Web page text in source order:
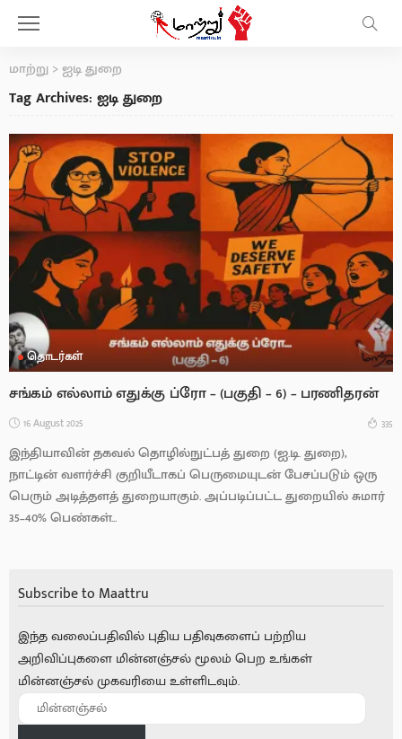
மாற்று >ஐடி துறை
Tag Archives: ஐடி துறை
தொடர்கள்
சங்கம் எல்லாம் எதுக்கு ப்ரோ – (பகுதி – 6) – பரணிதரன்
16 August 2025 335
இந்தியாவின் தகவல் தொழில்நுட்பத் துறை (ஐ.டி. துறை),
நாட்டின் வளர்ச்சி குறியீடாகப் பெருமையுடன் பேசப்படும் ஒரு
பெரும் அடித்தளத் துறையாகும். அப்படிப்பட்ட துறையில் சுமார்
35–40% பெண்கள்...
Subscribe to Maattru
இந்த வலைப்பதிவில் புதிய பதிவுகளைப் பற்றிய
அறிவிப்புகளை மின்னஞ்சல் மூலம் பெற உங்கள்
மின்னஞ்சல் முகவரியை உள்ளிடவும்.